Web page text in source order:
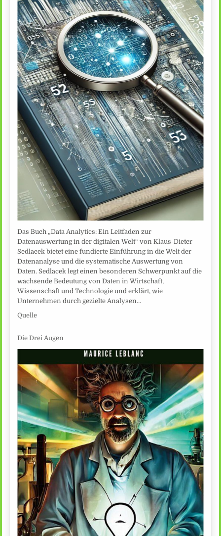
Das Buch „Data Analytics: Ein Leitfaden zur
Datenauswertung in der digitalen Welt“ von Klaus-Dieter
Sedlacek bietet eine fundierte Einführung in die Welt der
Datenanalyse und die systematische Auswertung von
Daten. Sedlacek legt einen besonderen Schwerpunkt auf die
wachsende Bedeutung von Daten in Wirtschaft,
Wissenschaft und Technologie und erklärt, wie
Unternehmen durch gezielte Analysen…
Quelle
Die Drei Augen